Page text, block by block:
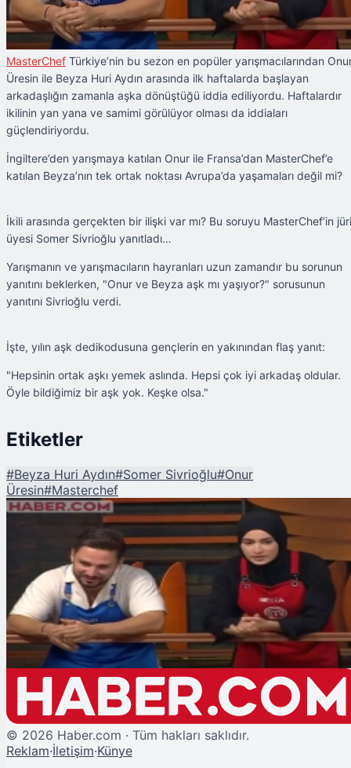
MasterChef Türkiye’nin bu sezon en popüler yarışmacılarından
Üresin ile Beyza Huri Aydın arasında ilk haftalarda başlayan
arkadaşlığın zamanla aşka dönüştüğü iddia ediliyordu. Haftalardır
ikilinin yan yana ve samimi görülüyor olması da iddiaları
güçlendiriyordu.
İngiltere’den yarışmaya katılan Onur ile Fransa’dan MasterChef’e
katılan Beyza’nın tek ortak noktası Avrupa’da yaşamaları değil mi?
İkili arasında gerçekten bir ilişki var mı? Bu soruyu MasterChef’in jüri
üyesi Somer Sivrioğlu yanıtladı…
Yarışmanın ve yarışmacıların hayranları uzun zamandır bu sorunun
yanıtını beklerken, "Onur ve Beyza aşk mı yaşıyor?" sorusunun
yanıtını Sivrioğlu verdi.
İşte, yılın aşk dedikodusuna gençlerin en yakınından flaş yanıt:
"Hepsinin ortak aşkı yemek aslında. Hepsi çok iyi arkadaş oldular.
Öyle bildiğimiz bir aşk yok. Keşke olsa."
Etiketler
#Beyza Huri Aydın#Somer Sivrioğlu#Onur
Üresin#Masterchef
Somer Sivrioğlu, MasterChef'te aşk yaşanıyor iddiasını yanıtladı: Onur ve
Beyza...
© 2026 Haber.com · Tüm hakları saklıdır.
Reklam·İletişim·Künye